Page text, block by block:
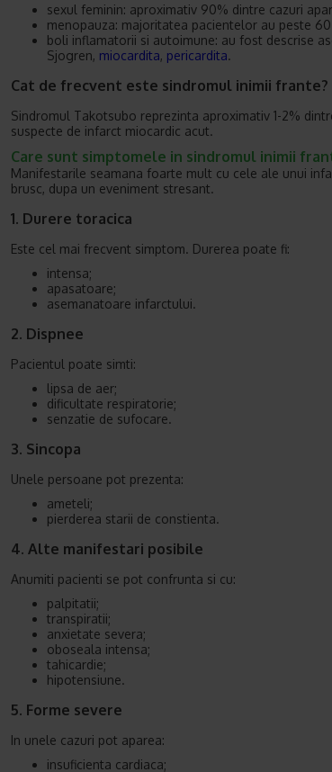
sexul feminin: aproximativ 90% dintre cazuri
menopauza: majoritatea pacientelor au peste 60
boli inflamatorii si autoimune: au fost descrise
Sjogren, miocardita, pericardita.
Cat de frecvent este sindromul inimii frante?
Sindromul Takotsubo reprezinta aproximativ 1-2%
suspecte de infarct miocardic acut.
Care sunt simptomele in sindromul inimii
Manifestarile seamana foarte mult cu cele ale unui
brusc, dupa un eveniment stresant.
1. Durere toracica
Este cel mai frecvent simptom. Durerea poate fi:
intensa;
apasatoare;
asemanatoare infarctului.
2. Dispnee
Pacientul poate simti:
lipsa de aer;
dificultate respiratorie;
senzatie de sufocare.
3. Sincopa
Unele persoane pot prezenta:
ameteli;
pierderea starii de constienta.
4. Alte manifestari posibile
Anumiti pacienti se pot confrunta si cu:
palpitatii;
transpiratii;
anxietate severa;
oboseala intensa;
tahicardie;
hipotensiune.
5. Forme severe
In unele cazuri pot aparea:
insuficienta cardiaca;